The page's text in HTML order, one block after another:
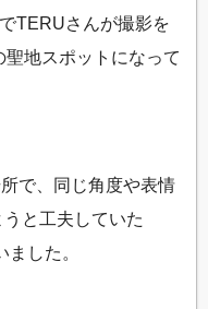
TERUさんが撮影を
地スポットになって
で、同じ角度や表情
と工夫していた
した。